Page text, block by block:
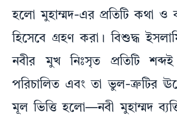
হলো মুহাম্মদ-এর প্রতিটি কথা
হিসেবে গ্রহণ করা। বিশুদ্ধ
নবীর মুখ নিঃসৃত প্রতিটি শব্দই
পরিচালিত এবং তা ভুল-ত্রুটির
মূল ভিত্তি হলো—নবী মুহাম্মদ